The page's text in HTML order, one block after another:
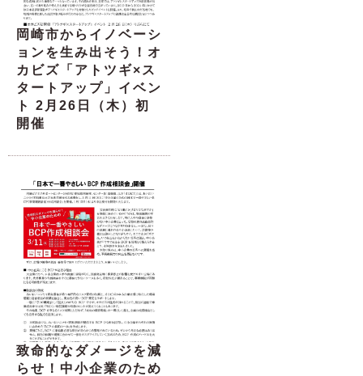
岡崎市からイノベーシ
ョンを生み出そう！オ
カビズ「アトツギ×ス
タートアップ」イベン
ト 2月26日（木）初
開催
致命的なダメージを減
らせ！中小企業のため